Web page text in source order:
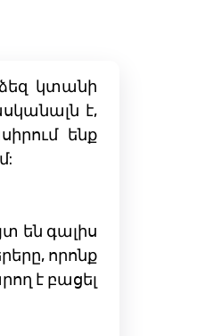
կտանի
է,
ենք
են գալիս
որոնք
է բացել